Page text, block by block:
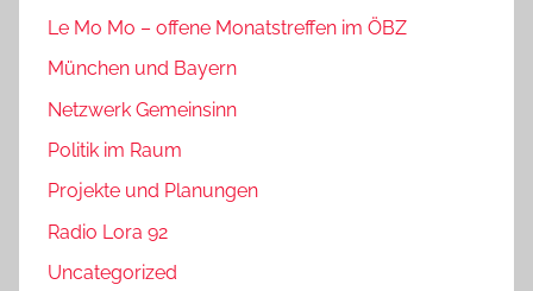
Le Mo Mo – offene Monatstreffen im ÖBZ
München und Bayern
Netzwerk Gemeinsinn
Politik im Raum
Projekte und Planungen
Radio Lora 92
Uncategorized